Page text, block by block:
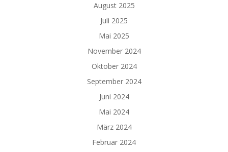
August 2025
Juli 2025
Mai 2025
November 2024
Oktober 2024
September 2024
Juni 2024
Mai 2024
März 2024
Februar 2024